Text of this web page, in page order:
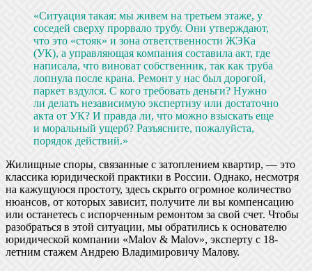
«Ситуация такая: мы живем на третьем этаже, у
соседей сверху прорвало трубу. Они утверждают,
что это «стояк» и зона ответственности ЖЭКа
(УК), а управляющая компания составила акт, где
написала, что виноват собственник, так как труба
лопнула после крана. Ремонт у нас был дорогой,
паркет вздулся. С кого требовать деньги? Нужно
ли делать независимую экспертизу или достаточно
акта от УК? И правда ли, что можно взыскать еще
и моральный ущерб? Разъясните, пожалуйста,
порядок действий.»
Жилищные споры, связанные с затоплением квартир, — это
классика юридической практики в России. Однако, несмотря
на кажущуюся простоту, здесь скрыто огромное количество
нюансов, от которых зависит, получите ли вы компенсацию
или останетесь с испорченным ремонтом за свой счет. Чтобы
разобраться в этой ситуации, мы обратились к основателю
юридической компании «Malov & Malov», эксперту с 18-
летним стажем Андрею Владимировичу Малову.